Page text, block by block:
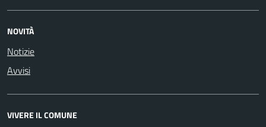
NOVITÀ
Notizie
Avvisi
VIVERE IL COMUNE